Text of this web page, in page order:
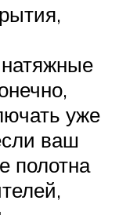
уже
ваш
полотна